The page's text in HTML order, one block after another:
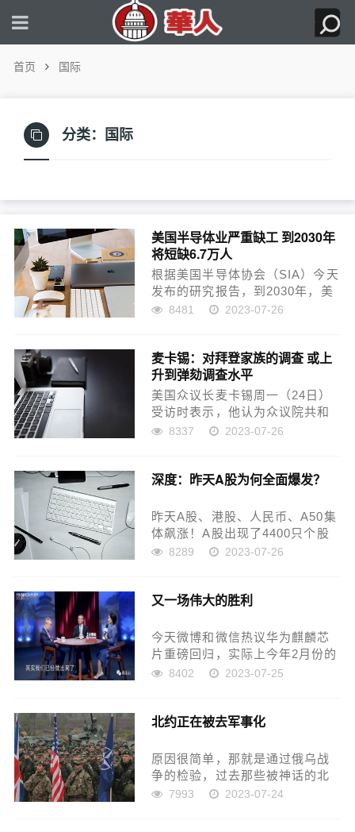
首页 国际
分类： 国际
美国半导体业严重缺工 到2030年
将短缺6.7万人
根据美国半导体协会（SIA）今天
发布的研究报告，到2030年，美
国半导体业将面临约6万7000名劳
从今年的约34万5000人，大幅增
至46...
8481 2023-07-26
麦卡锡：对拜登家族的调查 或上
升到弹劾调查水平
美国众议长麦卡锡周一（24日）
受访时表示，他认为众议院共和
党人对美国总统拜登家庭的海外
报》报导，麦卡锡在受访时称，
8337 2023-07-26
深度：昨天A股为何全面爆发？
昨天A股、港股、人民币、A50集
体飙涨！A股出现了4400只个股
集体上涨，成交额突破9000亿，
只是一天的量。我反复在公号里
8289 2023-07-26
又一场伟大的胜利
今天微博和微信热议华为麒麟芯
片重磅回归，实际上今年2月份的
时候关于麒麟芯片的新闻就被热
没关系，良率总有个爬坡的过
良...
8402 2023-07-25
北约正在被去军事化
原因很简单，那就是通过俄乌战
争的检验，过去那些被神话的北
约武器基本没有太大作用，而且
7993 2023-07-24